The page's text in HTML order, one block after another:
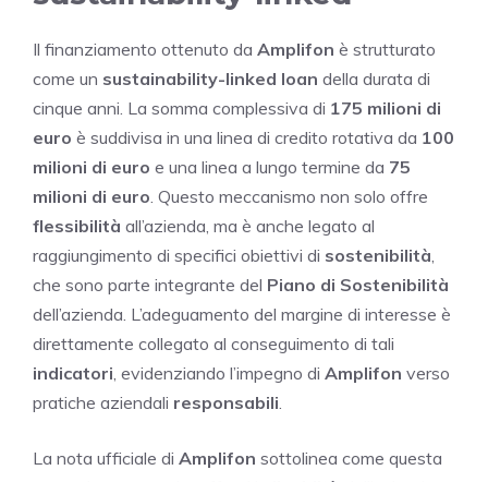
Il finanziamento ottenuto da Amplifon è strutturato
come un sustainability-linked loan della durata di
cinque anni. La somma complessiva di 175 milioni di
euro è suddivisa in una linea di credito rotativa da 100
milioni di euro e una linea a lungo termine da 75
milioni di euro . Questo meccanismo non solo offre
flessibilità all’azienda, ma è anche legato al
raggiungimento di specifici obiettivi di sostenibilità
che sono parte integrante del Piano di Sostenibilità
dell’azienda. L’adeguamento del margine di interesse è
direttamente collegato al conseguimento di tali
indicatori , evidenziando l’impegno di Amplifon verso
pratiche aziendali responsabili
La nota ufficiale di Amplifon sottolinea come questa